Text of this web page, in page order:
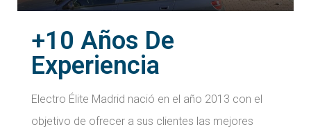
+10 Años De
Experiencia
Electro Élite Madrid nació en el año 2013 con el
objetivo de ofrecer a sus clientes las mejores